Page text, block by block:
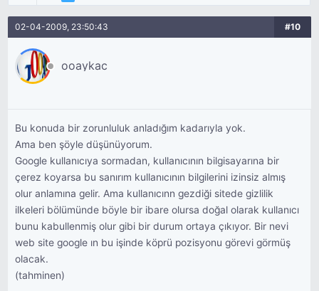
02-04-2009, 23:50:43 #10
ooaykac
Bu konuda bir zorunluluk anladığım kadarıyla yok.
Ama ben şöyle düşünüyorum.
Google kullanıcıya sormadan, kullanıcının bilgisayarına bir
çerez koyarsa bu sanırım kullanıcının bilgilerini izinsiz almış
olur anlamına gelir. Ama kullanıcınn gezdiği sitede gizlilik
ilkeleri bölümünde böyle bir ibare olursa doğal olarak kullanıcı
bunu kabullenmiş olur gibi bir durum ortaya çıkıyor. Bir nevi
web site google ın bu işinde köprü pozisyonu görevi görmüş
olacak.
(tahminen)